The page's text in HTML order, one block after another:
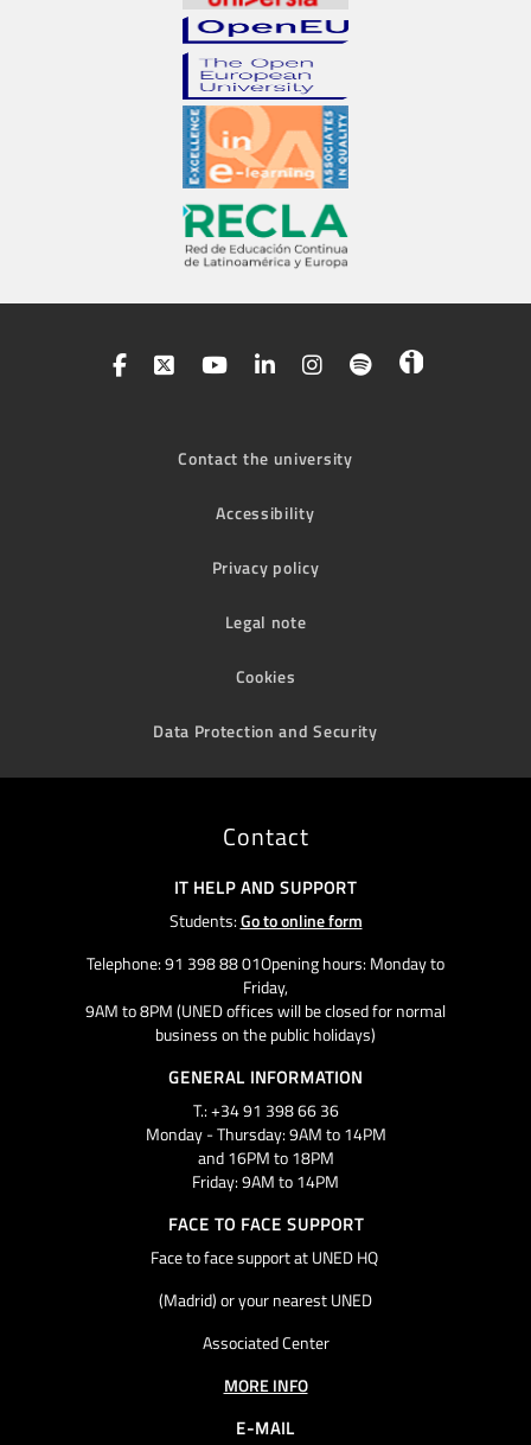
Contact the university
Accessibility
Privacy policy
Legal note
Cookies
Data Protection and Security
Contact
IT HELP AND SUPPORT
Students:Go to online form
Telephone: 91 398 88 01Opening hours: Monday to
Friday,
9AM to 8PM (UNED offices will be closed for normal
business on the public holidays)
GENERAL INFORMATION
T.: +34 91 398 66 36
Monday - Thursday: 9AM to 14PM
and 16PM to 18PM
Friday: 9AM to 14PM
FACE TO FACE SUPPORT
Face to face support at UNED HQ
(Madrid) or your nearest UNED
Associated Center
MORE INFO
E-MAIL